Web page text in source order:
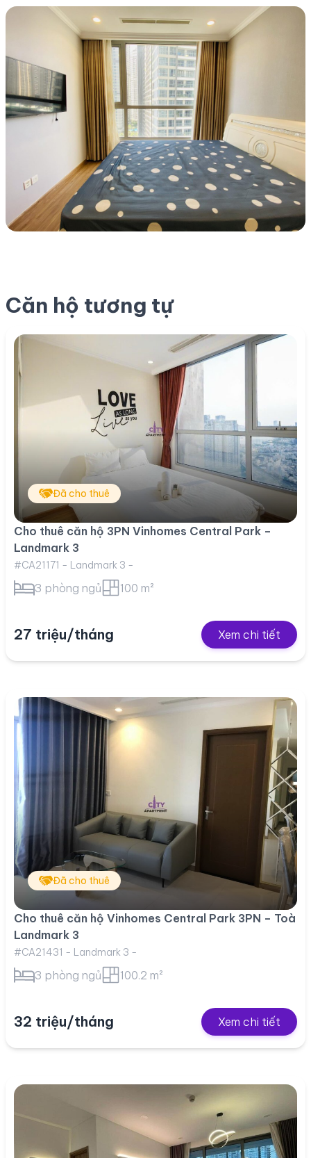
Căn hộ tương tự
Đã cho thuê
Cho thuê căn hộ 3PN Vinhomes Central Park –
Landmark 3
#CA21171 - Landmark 3 -
3 phòng ngủ 100 m²
27 triệu/tháng Xem chi tiết
Đã cho thuê
Cho thuê căn hộ Vinhomes Central Park 3PN – Toà
Landmark 3
#CA21431 - Landmark 3 -
3 phòng ngủ 100.2 m²
32 triệu/tháng Xem chi tiết